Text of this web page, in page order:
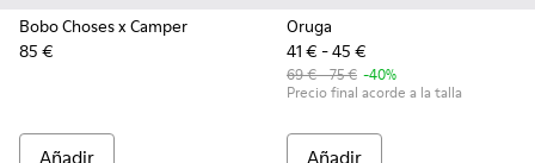
Bobo Choses x Camper
85 €
Añadir
Oruga
41 € - 45 €
69 € - 75 € -40%
Precio final acorde a la talla
Añadir